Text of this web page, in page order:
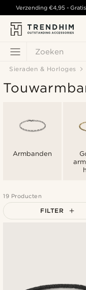
Zoeken
Verzending €4,95 -
Sieraden & Horloges
Armbanden
19 Producten
FILTER